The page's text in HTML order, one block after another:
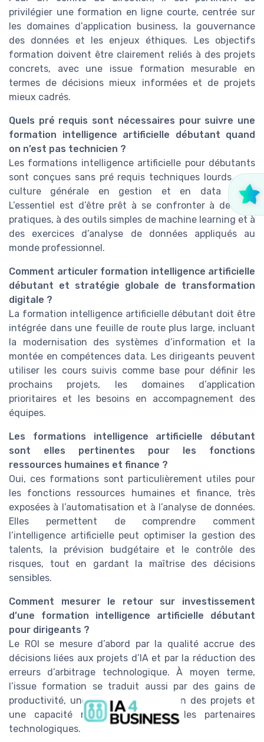
privilégier une formation en ligne courte, centrée sur
les domaines d’application business, la gouvernance
des données et les enjeux éthiques. Les objectifs
formation doivent être clairement reliés à des projets
concrets, avec une issue formation mesurable en
termes de décisions mieux informées et de projets
mieux cadrés.
Quels pré requis sont nécessaires pour suivre une
formation intelligence artificielle débutant quand
on n’est pas technicien ?
Les formations intelligence artificielle pour débutants
sont conçues sans pré requis techniques lourds, une
culture générale en gestion et en data suffit.
L’essentiel est d’être prêt à se confronter à des cas
pratiques, à des outils simples de machine learning et à
des exercices d’analyse de données appliqués au
monde professionnel.
Comment articuler formation intelligence artificielle
débutant et stratégie globale de transformation
digitale ?
La formation intelligence artificielle débutant doit être
intégrée dans une feuille de route plus large, incluant
la modernisation des systèmes d’information et la
montée en compétences data. Les dirigeants peuvent
utiliser les cours suivis comme base pour définir les
prochains projets, les domaines d’application
prioritaires et les besoins en accompagnement des
équipes.
Les formations intelligence artificielle débutant
sont elles pertinentes pour les fonctions
ressources humaines et finance ?
Oui, ces formations sont particulièrement utiles pour
les fonctions ressources humaines et finance, très
exposées à l’automatisation et à l’analyse de données.
Elles permettent de comprendre comment
l’intelligence artificielle peut optimiser la gestion des
talents, la prévision budgétaire et le contrôle des
risques, tout en gardant la maîtrise des décisions
sensibles.
Comment mesurer le retour sur investissement
d’une formation intelligence artificielle débutant
pour dirigeants ?
Le ROI se mesure d’abord par la qualité accrue des
décisions liées aux projets d’IA et par la réduction des
erreurs d’arbitrage technologique. À moyen terme,
l’issue formation se traduit aussi par des gains de
productivité, une meilleure priorisation des projets et
une capacité renforcée à piloter les partenaires
technologiques.